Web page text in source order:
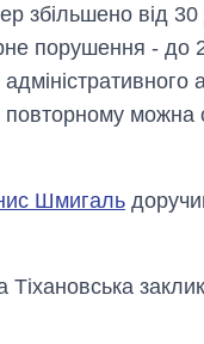
збільшено від
порушення - до
можна
Шмигаль
Тіхановська